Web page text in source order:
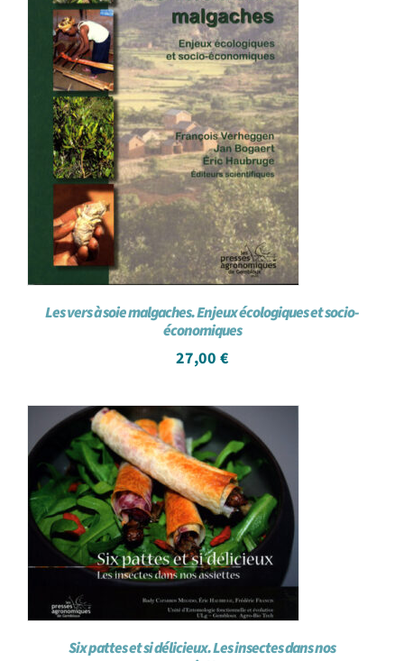
Les vers à soie malgaches. Enjeux écologiques et socio-
économiques
27,00 €
Six pattes et si délicieux. Les insectes dans nos